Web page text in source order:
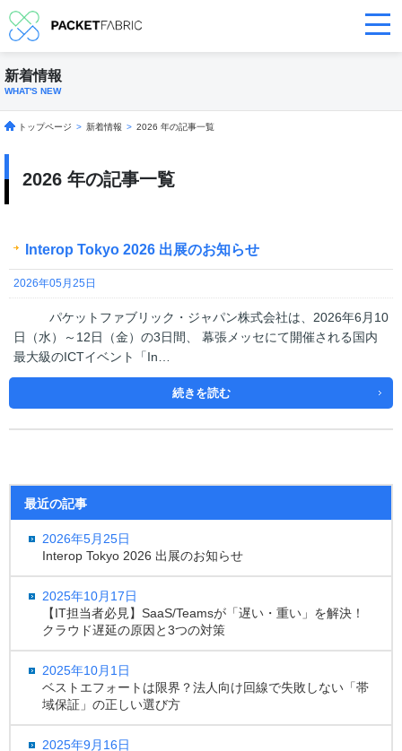
新着情報
WHAT'S NEW
トップページ > 新着情報 > 2026 年の記事一覧
2026 年の記事一覧
Interop Tokyo 2026 出展のお知らせ
2026年05月25日
パケットファブリック・ジャパン株式会社は、2026年6月10
日（水）～12日（金）の3日間、 幕張メッセにて開催される国内
最大級のICTイベント「In…
続きを読む
最近の記事
2026年5月25日
Interop Tokyo 2026 出展のお知らせ
2025年10月17日
【IT担当者必見】SaaS/Teamsが「遅い・重い」を解決！
クラウド遅延の原因と3つの対策
2025年10月1日
ベストエフォートは限界？法人向け回線で失敗しない「帯
域保証」の正しい選び方
2025年9月16日